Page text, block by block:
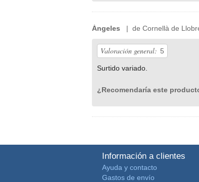
Ángeles | de Cornellà de
Valoración general: 5
Surtido variado.
¿Recomendaría este
Información a clientes
Ayuda y contacto
Gastos de envío